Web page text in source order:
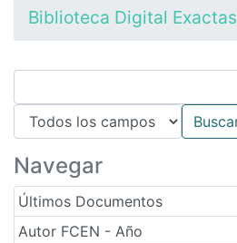
Biblioteca Digital Exactas
Navegar
Últimos Documentos
Autor FCEN - Año